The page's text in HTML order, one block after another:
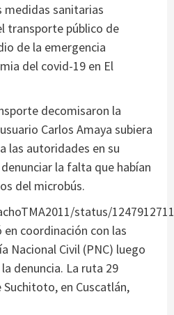
medidas sanitarias
transporte público de
de la emergencia
del covid-19 en El
decomisaron la
Carlos Amaya subiera
las autoridades en su
la falta que habían
del microbús.
status/
coordinación con las
Nacional Civil (PNC) luego
denuncia. La ruta 29
en Cuscatlán,